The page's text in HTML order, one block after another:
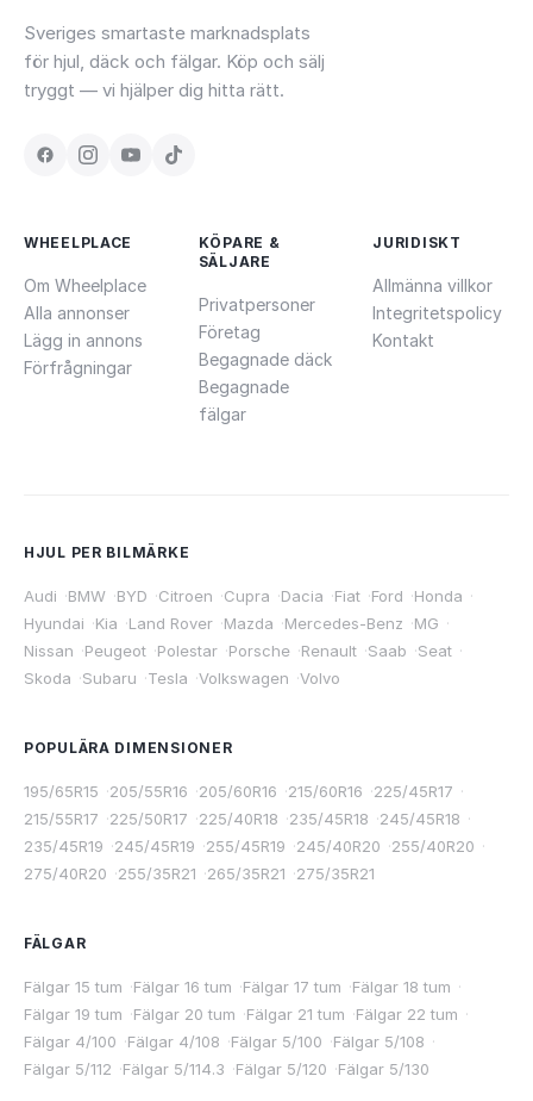
Sveriges smartaste marknadsplats
för hjul, däck och fälgar. Köp och sälj
tryggt — vi hjälper dig hitta rätt.
WHEELPLACE
Om Wheelplace
Alla annonser
Lägg in annons
Förfrågningar
KÖPARE &
SÄLJARE
Privatpersoner
Företag
Begagnade däck
Begagnade
fälgar
JURIDISKT
Allmänna villkor
Integritetspolicy
Kontakt
HJUL PER BILMÄRKE
Audi ·BMW ·BYD ·Citroen ·Cupra ·Dacia ·Fiat ·Ford ·Honda ·
Hyundai ·Kia ·Land Rover ·Mazda ·Mercedes-Benz ·MG ·
Nissan ·Peugeot ·Polestar ·Porsche ·Renault ·Saab ·Seat ·
Skoda ·Subaru ·Tesla ·Volkswagen ·Volvo
POPULÄRA DIMENSIONER
195/65R15 ·205/55R16 ·205/60R16 ·215/60R16 ·225/45R17 ·
215/55R17 ·225/50R17 ·225/40R18 ·235/45R18 ·245/45R18 ·
235/45R19 ·245/45R19 ·255/45R19 ·245/40R20 ·255/40R20 ·
275/40R20 ·255/35R21 ·265/35R21 ·275/35R21
FÄLGAR
Fälgar 15 tum ·Fälgar 16 tum ·Fälgar 17 tum ·Fälgar 18 tum ·
Fälgar 19 tum ·Fälgar 20 tum ·Fälgar 21 tum ·Fälgar 22 tum ·
Fälgar 4/100 ·Fälgar 4/108 ·Fälgar 5/100 ·Fälgar 5/108 ·
Fälgar 5/112 ·Fälgar 5/114.3 ·Fälgar 5/120 ·Fälgar 5/130